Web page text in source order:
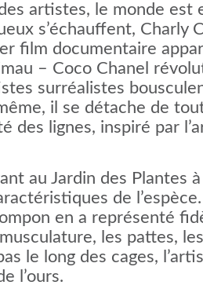
artistes, le monde est
s’échauffent, Charly
film documentaire
– Coco Chanel
surréalistes
il se détache de
des lignes, inspiré par
au Jardin des Plantes
de
en a représenté
les pattes,
le long des cages,
l’ours.